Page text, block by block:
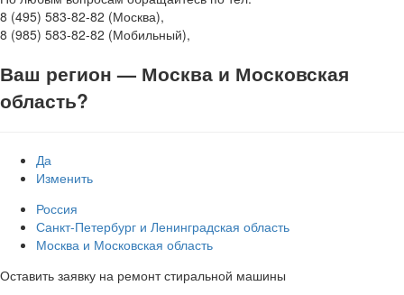
8 (495) 583-82-82 (Москва),
8 (985) 583-82-82 (Мобильный),
Ваш регион — Москва и Московская
область?
Да
Изменить
Россия
Санкт-Петербург и Ленинградская область
Москва и Московская область
Оставить заявку на ремонт стиральной машины